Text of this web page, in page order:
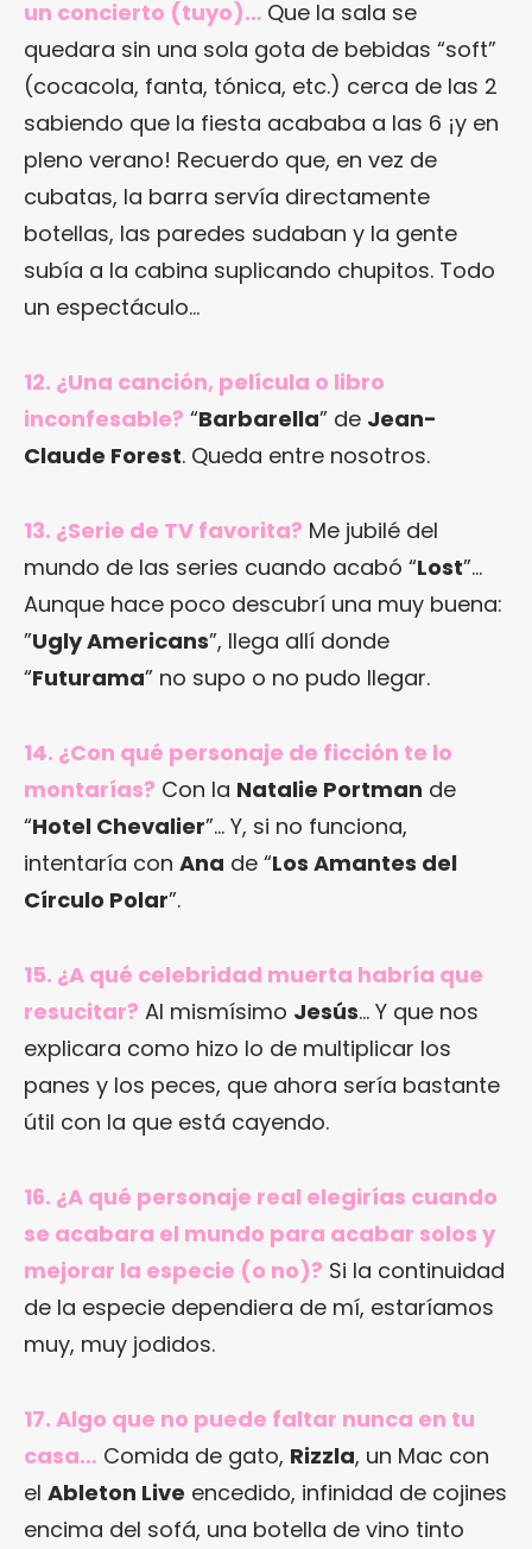
un concierto (tuyo)… Que la sala se
quedara sin una sola gota de bebidas “soft”
(cocacola, fanta, tónica, etc.) cerca de las 2
sabiendo que la fiesta acababa a las 6 ¡y en
pleno verano! Recuerdo que, en vez de
cubatas, la barra servía directamente
botellas, las paredes sudaban y la gente
subía a la cabina suplicando chupitos. Todo
un espectáculo…
12. ¿Una canción, película o libro
inconfesable? “Barbarella” de Jean-
Claude Forest. Queda entre nosotros.
13. ¿Serie de TV favorita? Me jubilé del
mundo de las series cuando acabó “Lost”…
Aunque hace poco descubrí una muy buena:
”Ugly Americans”, llega allí donde
“Futurama” no supo o no pudo llegar.
14. ¿Con qué personaje de ficción te lo
montarías? Con la Natalie Portman de
“Hotel Chevalier”… Y, si no funciona,
intentaría con Ana de “Los Amantes del
Círculo Polar”.
15. ¿A qué celebridad muerta habría que
resucitar? Al mismísimo Jesús… Y que nos
explicara como hizo lo de multiplicar los
panes y los peces, que ahora sería bastante
útil con la que está cayendo.
16. ¿A qué personaje real elegirías cuando
se acabara el mundo para acabar solos y
mejorar la especie (o no)? Si la continuidad
de la especie dependiera de mí, estaríamos
muy, muy jodidos.
17. Algo que no puede faltar nunca en tu
casa… Comida de gato, Rizzla, un Mac con
el Ableton Live encedido, infinidad de cojines
encima del sofá, una botella de vino tinto